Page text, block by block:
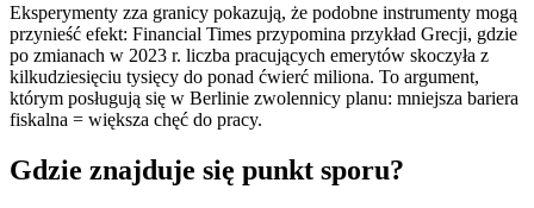
Eksperymenty zza granicy pokazują, że podobne instrumenty mogą
przynieść efekt: Financial Times przypomina przykład Grecji, gdzie
po zmianach w 2023 r. liczba pracujących emerytów skoczyła z
kilkudziesięciu tysięcy do ponad ćwierć miliona. To argument,
którym posługują się w Berlinie zwolennicy planu: mniejsza bariera
fiskalna = większa chęć do pracy.
Gdzie znajduje się punkt sporu?